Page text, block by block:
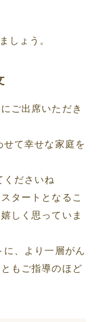
しょう。
ご出席いただき
せて幸せな家庭を
くださいね
タートとなるこ
しく思っていま
に、より一層がん
もご指導のほど